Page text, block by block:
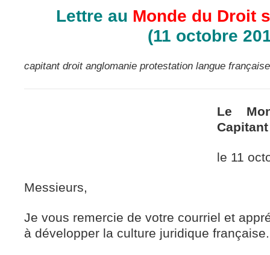
Lettre au Monde du Droit
(11 octobre
capitant droit anglomanie protestation langue française
Le
le 11
Messieurs,
Je vous remercie de votre courriel et
à développer la culture juridique française.